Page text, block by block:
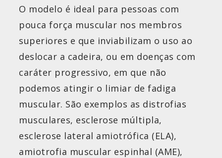
O modelo é ideal para pessoas com
pouca força muscular nos membros
superiores e que inviabilizam o uso ao
deslocar a cadeira, ou em doenças com
caráter progressivo, em que não
podemos atingir o limiar de fadiga
muscular. São exemplos as distrofias
musculares, esclerose múltipla,
esclerose lateral amiotrófica (ELA),
amiotrofia muscular espinhal (AME),